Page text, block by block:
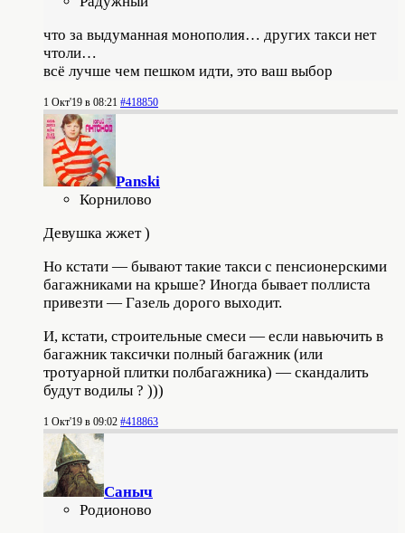
что за выдуманная монополия… других такси нет
чтоли…
всё лучше чем пешком идти, это ваш выбор
1 Окт'19 в 08:21 #418850
Panski
Корнилово
Девушка жжет )
Но кстати — бывают такие такси с пенсионерскими
багажниками на крыше? Иногда бывает поллиста
привезти — Газель дорого выходит.
И, кстати, строительные смеси — если навьючить в
багажник таксички полный багажник (или
тротуарной плитки полбагажника) — скандалить
будут водилы ? )))
1 Окт'19 в 09:02 #418863
Саныч
Родионово